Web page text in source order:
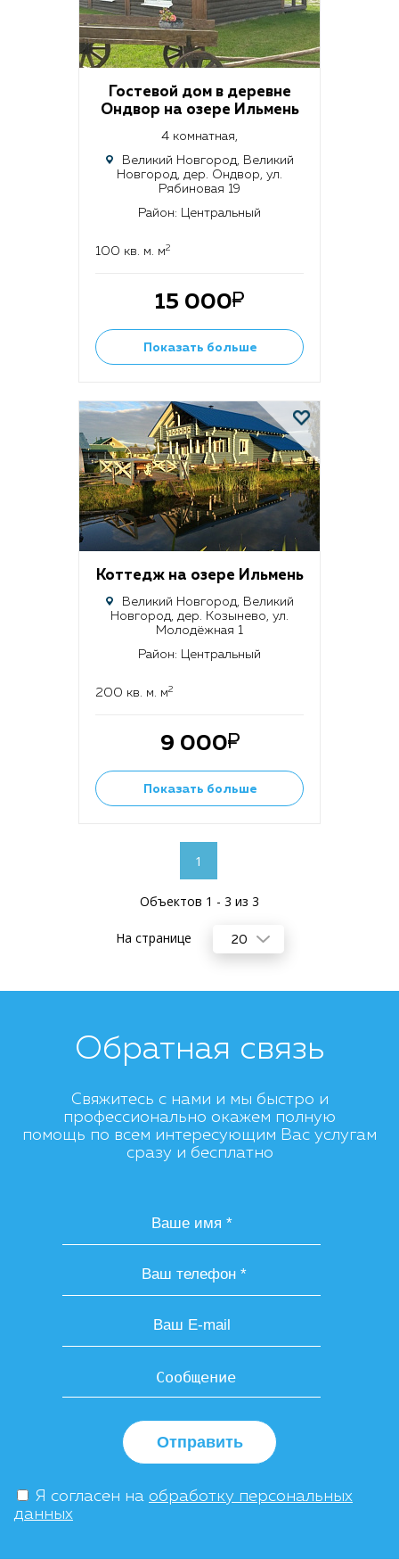
Гостевой дом в деревне
Ондвор на озере Ильмень
4 комнатная,
Великий Новгород, Великий
Новгород, дер. Ондвор, ул.
Рябиновая 19
Район: Центральный
100 кв. м. м2
15 000
Показать больше
Коттедж на озере Ильмень
Великий Новгород, Великий
Новгород, дер. Козынево, ул.
Молодёжная 1
Район: Центральный
200 кв. м. м2
9 000
Показать больше
1
Объектов 1 - 3 из 3
На странице 20
Обратная связь
Свяжитесь с нами и мы быстро и
профессионально окажем полную
помощь по всем интересующим Вас услугам
сразу и бесплатно
Отправить
Я согласен на обработку персональных
данных